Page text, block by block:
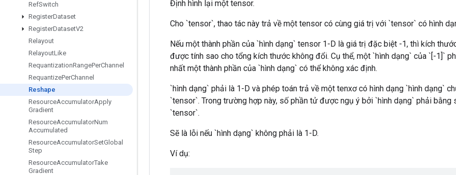
RefSwitch
RegisterDataset
RegisterDatasetV2
Relayout
RelayoutLike
RequantizationRangePerChannel
RequantizePerChannel
Reshape
ResourceAccumulatorApply
Gradient
ResourceAccumulatorNum
Accumulated
ResourceAccumulatorSetGlobal
Step
ResourceAccumulatorTake
Gradient
Định hình lại một tensor.
Cho `tensor`, thao tác này trả về một tensor có cùng giá trị với `tensor` có hình
Nếu một thành phần của `hình dạng` tensor 1-D là giá trị đặc biệt -1, thì kích
được tính sao cho tổng kích thước không đổi. Cụ thể, một `hình dạng` của `[-1]`
nhất một thành phần của `hình dạng` có thể không xác định.
`hình dạng` phải là 1-D và phép toán trả về một tenxơ có hình dạng `hình dạng`
`tensor`. Trong trường hợp này, số phần tử được ngụ ý bởi `hình dạng` phải bằng
`tensor`.
Sẽ là lỗi nếu `hình dạng` không phải là 1-D.
Ví dụ: